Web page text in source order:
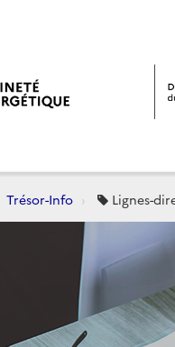
Trésor-Info Lignes-